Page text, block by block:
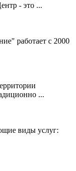
- это ...
работает с 2000
...
виды услуг: